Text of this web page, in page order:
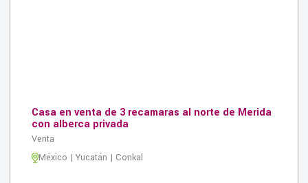
Casa en venta de 3 recamaras al norte de Merida
con alberca privada
Venta
México | Yucatán | Conkal